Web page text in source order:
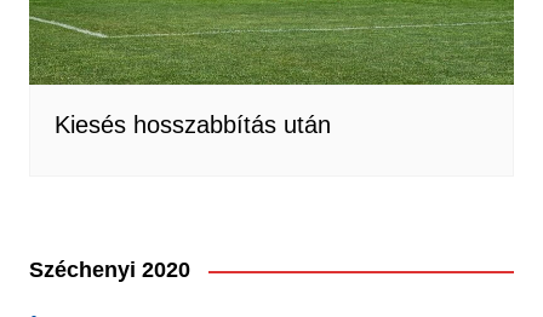
Kiesés hosszabbítás után
Széchenyi 2020